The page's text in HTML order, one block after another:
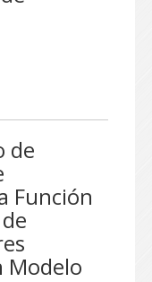
de
Función
Modelo